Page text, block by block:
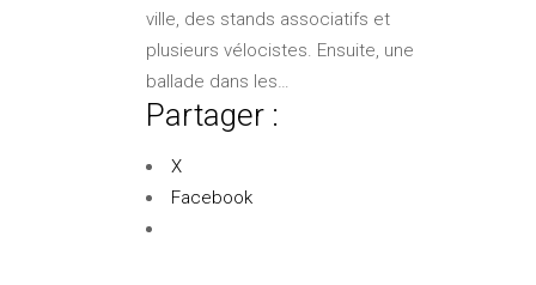
ville, des stands associatifs et
plusieurs vélocistes. Ensuite, une
ballade dans les…
Partager :
X
Facebook